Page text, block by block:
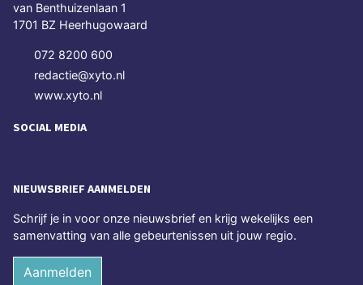
van Benthuizenlaan 1
1701 BZ Heerhugowaard
072 8200 600
redactie@xyto.nl
www.xyto.nl
SOCIAL MEDIA
NIEUWSBRIEF AANMELDEN
Schrijf je in voor onze nieuwsbrief en krijg wekelijks een
samenvatting van alle gebeurtenissen uit jouw regio.
Aanmelden